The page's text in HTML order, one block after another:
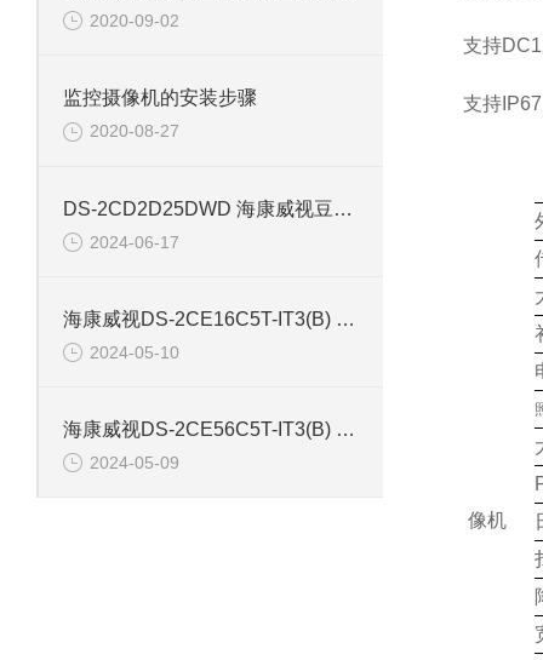
2020-09-02
监控摄像机的安装步骤
2020-08-27
DS-2CD2D25DWD 海康威视豆干型小孔摄像机
2024-06-17
海康威视DS-2CE16C5T-IT3(B) 130万红外防水同轴摄像机
2024-05-10
海康威视DS-2CE56C5T-IT3(B) 130万像素红外半球摄像机
2024-05-09
支持
支持
像机